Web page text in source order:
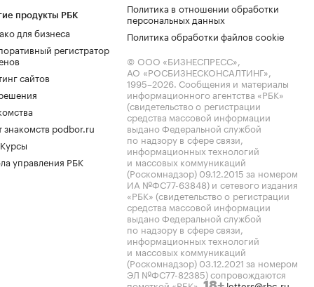
продукты РБК
для бизнеса
регистратор
сайтов
знакомств podbor.ru
управления РБК
Политика в отношении обработки
персональных данных
Политика обработки файлов cookie
© ООО «БИЗНЕСПРЕСС»,
АО «РОСБИЗНЕСКОНСАЛТИНГ»,
1995–2026. Сообщения и материалы
информационного агентства «РБК»
(свидетельство о регистрации
средства массовой информации
выдано Федеральной службой
по надзору в сфере связи,
информационных технологий
и массовых коммуникаций
(Роскомнадзор) 09.12.2015 за номером
ИА №ФС77-63848) и сетевого издания
«РБК» (свидетельство о регистрации
средства массовой информации
выдано Федеральной службой
по надзору в сфере связи,
информационных технологий
и массовых коммуникаций
(Роскомнадзор) 03.12.2021 за номером
ЭЛ №ФС77-82385) сопровождаются